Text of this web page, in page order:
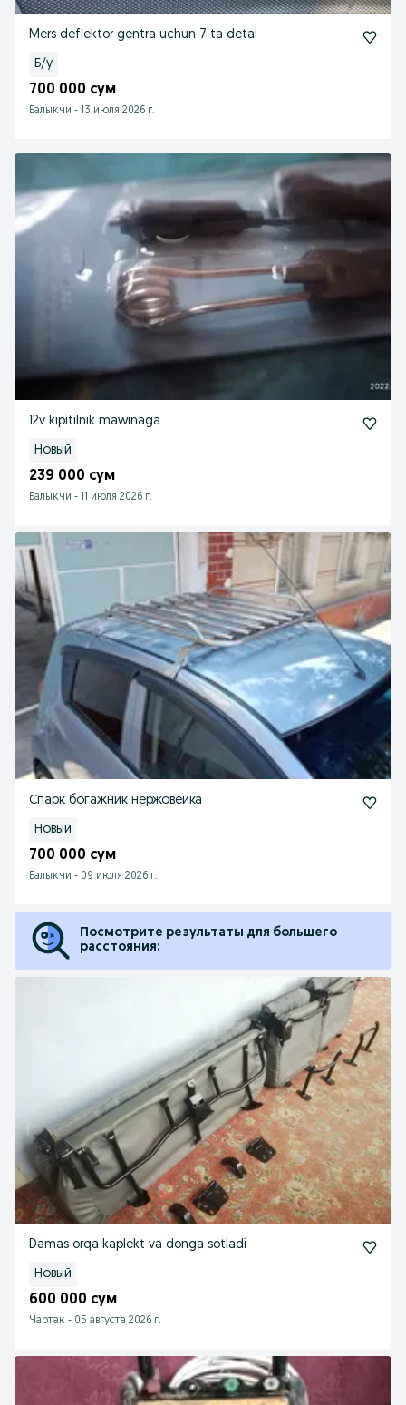
Mers deflektor gentra uchun 7 ta detal
Б/у
700 000 сум
Балыкчи - 13 июля 2026 г.
12v kipitilnik mawinaga
Новый
239 000 сум
Балыкчи - 11 июля 2026 г.
Спарк богажник нержовейка
Новый
700 000 сум
Балыкчи - 09 июля 2026 г.
Посмотрите результаты для большего
расстояния:
Damas orqa kaplekt va donga sotladi
Новый
600 000 сум
Чартак - 05 августа 2026 г.